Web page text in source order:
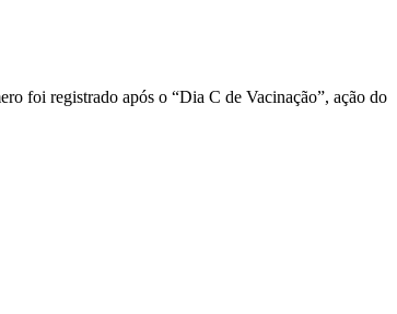
foi registrado após o “Dia C de Vacinação”, ação do